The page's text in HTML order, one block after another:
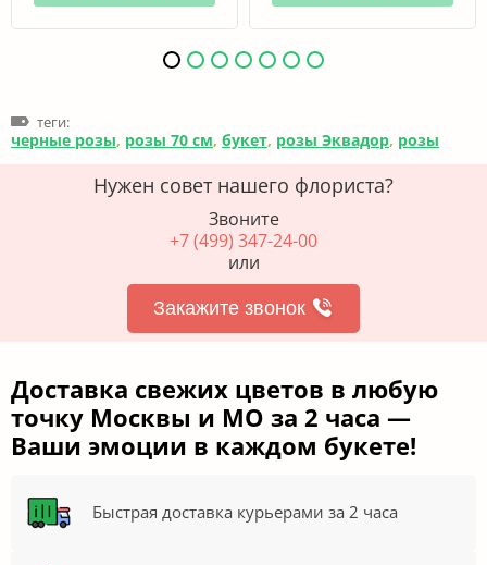
теги:
черные розы, розы 70 см, букет, розы Эквадор, розы
Нужен совет нашего флориста?
Звоните
+7 (499) 347-24-00
или
Закажите звонок
Доставка свежих цветов в любую
точку Москвы и МО за 2 часа —
Ваши эмоции в каждом букете!
Быстрая доставка курьерами за 2 часа